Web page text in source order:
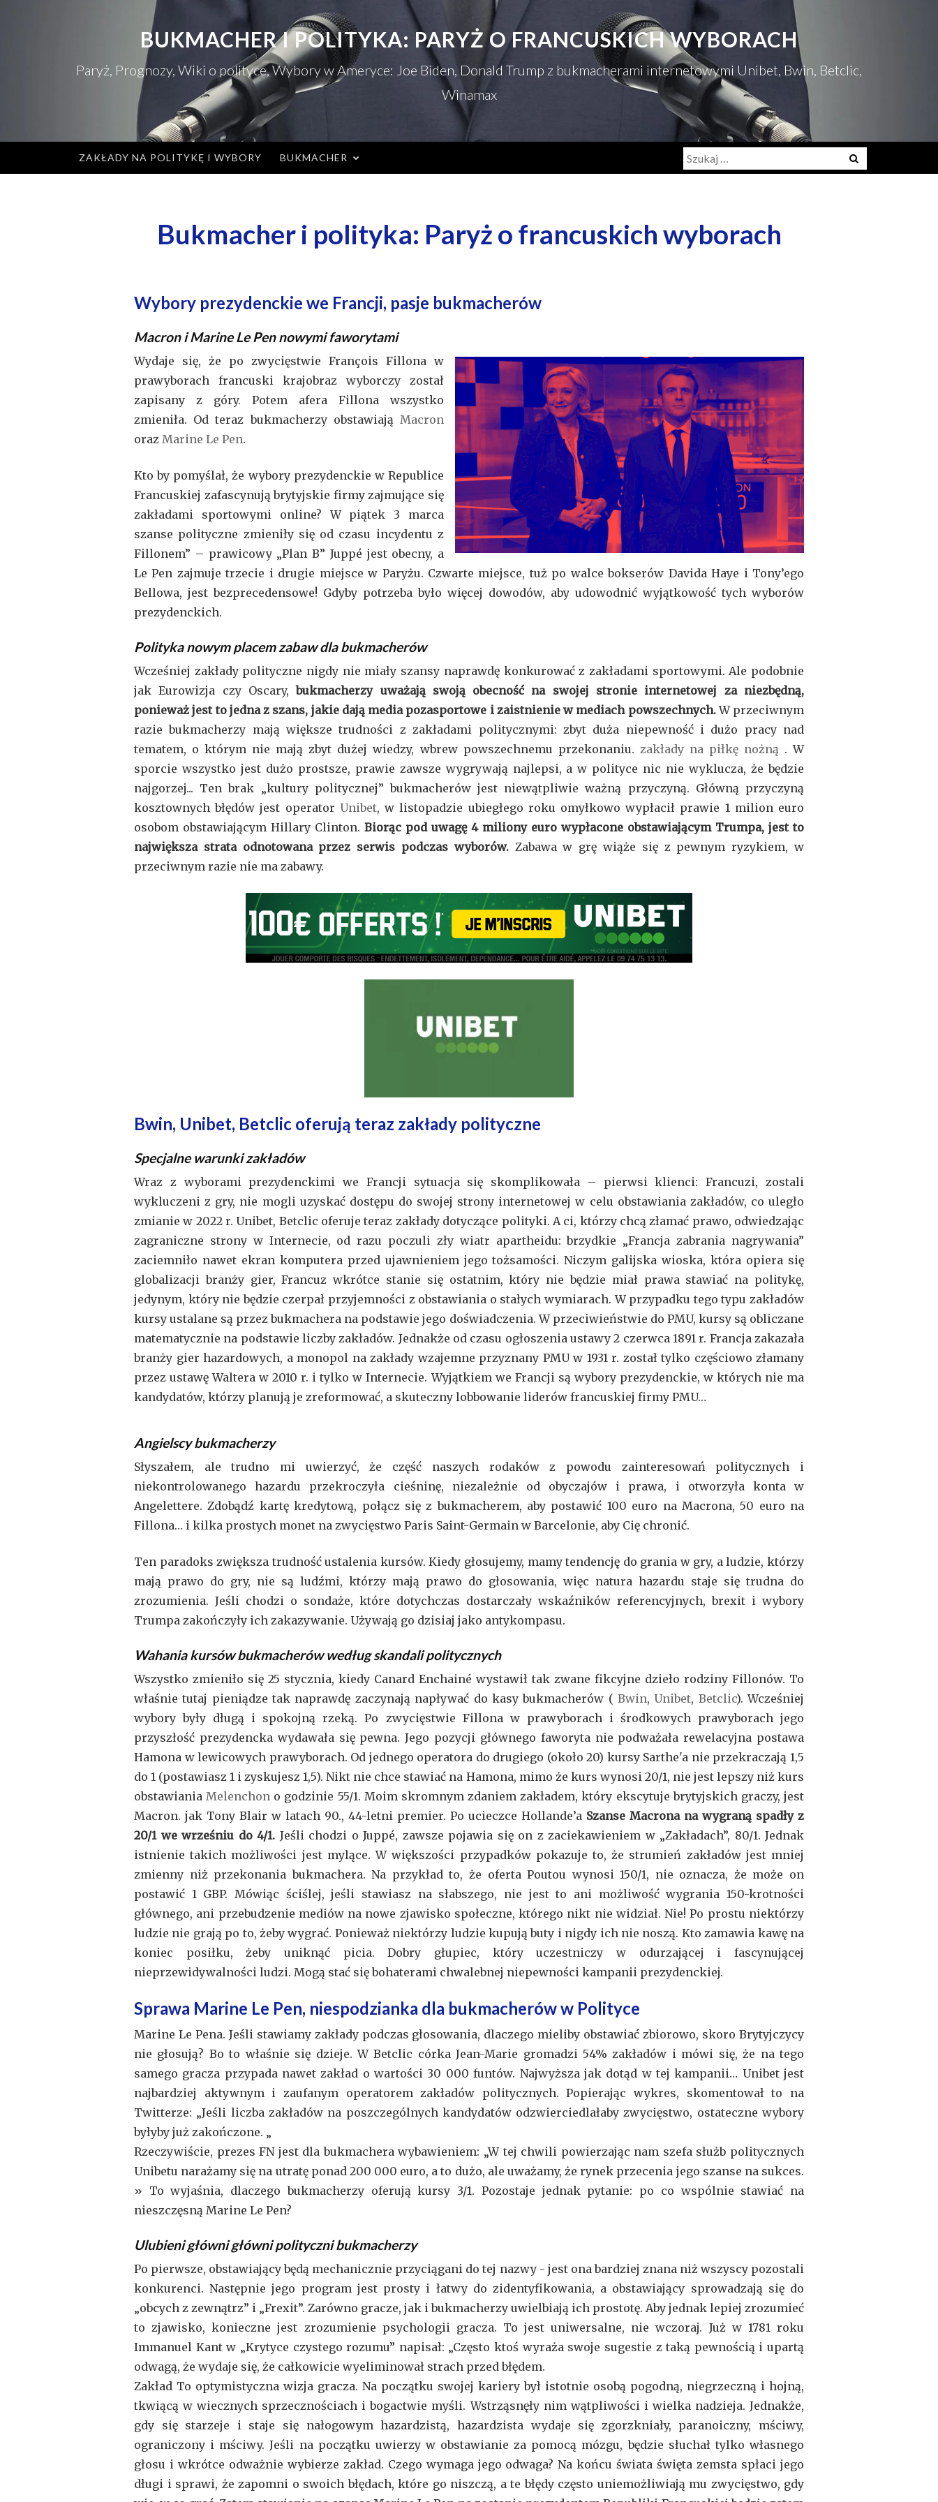
BUKMACHER I POLITYKA: PARYŻ O FRANCUSKICH WYBORACH
Paryż, Prognozy, Wiki o polityce, Wybory w Ameryce: Joe Biden, Donald Trump z bukmacherami internetowymi Unibet, Bwin, Betclic,
Winamax
ZAKŁADY NA POLITYKĘ I WYBORY BUKMACHER Szukaj:
Bukmacher i polityka: Paryż o francuskich wyborach
Wybory prezydenckie we Francji, pasje bukmacherów
Macron i Marine Le Pen nowymi faworytami
Wydaje się, że po zwycięstwie François Fillona w
prawyborach francuski krajobraz wyborczy został
zapisany z góry. Potem afera Fillona wszystko
zmieniła. Od teraz bukmacherzy obstawiają Macron
oraz Marine Le Pen.
Kto by pomyślał, że wybory prezydenckie w Republice
Francuskiej zafascynują brytyjskie firmy zajmujące się
zakładami sportowymi online? W piątek 3 marca
szanse polityczne zmieniły się od czasu incydentu z
Fillonem” – prawicowy „Plan B” Juppé jest obecny, a
Le Pen zajmuje trzecie i drugie miejsce w Paryżu. Czwarte miejsce, tuż po walce bokserów Davida Haye i Tony’ego
Bellowa, jest bezprecedensowe! Gdyby potrzeba było więcej dowodów, aby udowodnić wyjątkowość tych wyborów
prezydenckich.
Polityka nowym placem zabaw dla bukmacherów
Wcześniej zakłady polityczne nigdy nie miały szansy naprawdę konkurować z zakładami sportowymi. Ale podobnie
jak Eurowizja czy Oscary, bukmacherzy uważają swoją obecność na swojej stronie internetowej za niezbędną,
ponieważ jest to jedna z szans, jakie dają media pozasportowe i zaistnienie w mediach powszechnych.W przeciwnym
razie bukmacherzy mają większe trudności z zakładami politycznymi: zbyt duża niepewność i dużo pracy nad
tematem, o którym nie mają zbyt dużej wiedzy, wbrew powszechnemu przekonaniu. zakłady na piłkę nożną . W
sporcie wszystko jest dużo prostsze, prawie zawsze wygrywają najlepsi, a w polityce nic nie wyklucza, że będzie
najgorzej... Ten brak „kultury politycznej” bukmacherów jest niewątpliwie ważną przyczyną. Główną przyczyną
kosztownych błędów jest operator Unibet, w listopadzie ubiegłego roku omyłkowo wypłacił prawie 1 milion euro
osobom obstawiającym Hillary Clinton. Biorąc pod uwagę 4 miliony euro wypłacone obstawiającym Trumpa, jest to
największa strata odnotowana przez serwis podczas wyborów.Zabawa w grę wiąże się z pewnym ryzykiem, w
przeciwnym razie nie ma zabawy.
Bwin, Unibet, Betclic oferują teraz zakłady polityczne
Specjalne warunki zakładów
Wraz z wyborami prezydenckimi we Francji sytuacja się skomplikowała – pierwsi klienci: Francuzi, zostali
wykluczeni z gry, nie mogli uzyskać dostępu do swojej strony internetowej w celu obstawiania zakładów, co uległo
zmianie w 2022 r. Unibet, Betclic oferuje teraz zakłady dotyczące polityki. A ci, którzy chcą złamać prawo, odwiedzając
zagraniczne strony w Internecie, od razu poczuli zły wiatr apartheidu: brzydkie „Francja zabrania nagrywania”
zaciemniło nawet ekran komputera przed ujawnieniem jego tożsamości. Niczym galijska wioska, która opiera się
globalizacji branży gier, Francuz wkrótce stanie się ostatnim, który nie będzie miał prawa stawiać na politykę,
jedynym, który nie będzie czerpał przyjemności z obstawiania o stałych wymiarach. W przypadku tego typu zakładów
kursy ustalane są przez bukmachera na podstawie jego doświadczenia. W przeciwieństwie do PMU, kursy są obliczane
matematycznie na podstawie liczby zakładów. Jednakże od czasu ogłoszenia ustawy 2 czerwca 1891 r. Francja zakazała
branży gier hazardowych, a monopol na zakłady wzajemne przyznany PMU w 1931 r. został tylko częściowo złamany
przez ustawę Waltera w 2010 r. i tylko w Internecie. Wyjątkiem we Francji są wybory prezydenckie, w których nie ma
kandydatów, którzy planują je zreformować, a skuteczny lobbowanie liderów francuskiej firmy PMU…
Angielscy bukmacherzy
Słyszałem, ale trudno mi uwierzyć, że część naszych rodaków z powodu zainteresowań politycznych i
niekontrolowanego hazardu przekroczyła cieśninę, niezależnie od obyczajów i prawa, i otworzyła konta w
Angelettere. Zdobądź kartę kredytową, połącz się z bukmacherem, aby postawić 100 euro na Macrona, 50 euro na
Fillona… i kilka prostych monet na zwycięstwo Paris Saint-Germain w Barcelonie, aby Cię chronić.
Ten paradoks zwiększa trudność ustalenia kursów. Kiedy głosujemy, mamy tendencję do grania w gry, a ludzie, którzy
mają prawo do gry, nie są ludźmi, którzy mają prawo do głosowania, więc natura hazardu staje się trudna do
zrozumienia. Jeśli chodzi o sondaże, które dotychczas dostarczały wskaźników referencyjnych, brexit i wybory
Trumpa zakończyły ich zakazywanie. Używają go dzisiaj jako antykompasu.
Wahania kursów bukmacherów według skandali politycznych
Wszystko zmieniło się 25 stycznia, kiedy Canard Enchainé wystawił tak zwane fikcyjne dzieło rodziny Fillonów. To
właśnie tutaj pieniądze tak naprawdę zaczynają napływać do kasy bukmacherów ( Bwin, Unibet, Betclic). Wcześniej
wybory były długą i spokojną rzeką. Po zwycięstwie Fillona w prawyborach i środkowych prawyborach jego
przyszłość prezydencka wydawała się pewna. Jego pozycji głównego faworyta nie podważała rewelacyjna postawa
Hamona w lewicowych prawyborach. Od jednego operatora do drugiego (około 20) kursy Sarthe'a nie przekraczają 1,5
do 1 (postawiasz 1 i zyskujesz 1,5). Nikt nie chce stawiać na Hamona, mimo że kurs wynosi 20/1, nie jest lepszy niż kurs
obstawianiaMelenchon o godzinie 55/1. Moim skromnym zdaniem zakładem, który ekscytuje brytyjskich graczy, jest
Macron. jak Tony Blair w latach 90., 44-letni premier. Po ucieczce Hollande’a Szanse Macrona na wygraną spadły z
20/1 we wrześniu do 4/1. Jeśli chodzi o Juppé, zawsze pojawia się on z zaciekawieniem w „Zakładach”, 80/1. Jednak
istnienie takich możliwości jest mylące. W większości przypadków pokazuje to, że strumień zakładów jest mniej
zmienny niż przekonania bukmachera. Na przykład to, że oferta Poutou wynosi 150/1, nie oznacza, że może on
postawić 1 GBP. Mówiąc ściślej, jeśli stawiasz na słabszego, nie jest to ani możliwość wygrania 150-krotności
głównego, ani przebudzenie mediów na nowe zjawisko społeczne, którego nikt nie widział. Nie! Po prostu niektórzy
ludzie nie grają po to, żeby wygrać. Ponieważ niektórzy ludzie kupują buty i nigdy ich nie noszą. Kto zamawia kawę na
koniec posiłku, żeby uniknąć picia. Dobry głupiec, który uczestniczy w odurzającej i fascynującej
nieprzewidywalności ludzi. Mogą stać się bohaterami chwalebnej niepewności kampanii prezydenckiej.
Sprawa Marine Le Pen, niespodzianka dla bukmacherów w Polityce
Marine Le Pena. Jeśli stawiamy zakłady podczas głosowania, dlaczego mieliby obstawiać zbiorowo, skoro Brytyjczycy
nie głosują? Bo to właśnie się dzieje. W Betclic córka Jean-Marie gromadzi 54% zakładów i mówi się, że na tego
samego gracza przypada nawet zakład o wartości 30 000 funtów. Najwyższa jak dotąd w tej kampanii… Unibet jest
najbardziej aktywnym i zaufanym operatorem zakładów politycznych. Popierając wykres, skomentował to na
Twitterze: „Jeśli liczba zakładów na poszczególnych kandydatów odzwierciedlałaby zwycięstwo, ostateczne wybory
byłyby już zakończone. „
Rzeczywiście, prezes FN jest dla bukmachera wybawieniem: „W tej chwili powierzając nam szefa służb politycznych
Unibetu narażamy się na utratę ponad 200 000 euro, a to dużo, ale uważamy, że rynek przecenia jego szanse na sukces.
» To wyjaśnia, dlaczego bukmacherzy oferują kursy 3/1. Pozostaje jednak pytanie: po co wspólnie stawiać na
nieszczęsną Marine Le Pen?
Ulubieni główni główni polityczni bukmacherzy
Po pierwsze, obstawiający będą mechanicznie przyciągani do tej nazwy - jest ona bardziej znana niż wszyscy pozostali
konkurenci. Następnie jego program jest prosty i łatwy do zidentyfikowania, a obstawiający sprowadzają się do
„obcych z zewnątrz” i „Frexit”. Zarówno gracze, jak i bukmacherzy uwielbiają ich prostotę. Aby jednak lepiej zrozumieć
to zjawisko, konieczne jest zrozumienie psychologii gracza. To jest uniwersalne, nie wczoraj. Już w 1781 roku
Immanuel Kant w „Krytyce czystego rozumu” napisał: „Często ktoś wyraża swoje sugestie z taką pewnością i upartą
odwagą, że wydaje się, że całkowicie wyeliminował strach przed błędem.
Zakład To optymistyczna wizja gracza. Na początku swojej kariery był istotnie osobą pogodną, niegrzeczną i hojną,
tkwiącą w wiecznych sprzecznościach i bogactwie myśli. Wstrząsnęły nim wątpliwości i wielka nadzieja. Jednakże,
gdy się starzeje i staje się nałogowym hazardzistą, hazardzista wydaje się zgorzkniały, paranoiczny, mściwy,
ograniczony i mściwy. Jeśli na początku uwierzy w obstawianie za pomocą mózgu, będzie słuchał tylko własnego
głosu i wkrótce odważnie wybierze zakład. Czego wymaga jego odwaga? Na końcu świata święta zemsta spłaci jego
długi i sprawi, że zapomni o swoich błędach, które go niszczą, a te błędy często uniemożliwiają mu zwycięstwo, gdy